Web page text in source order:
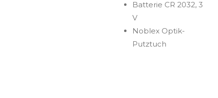
Batterie CR 2032, 3
V
Noblex Optik-
Putztuch